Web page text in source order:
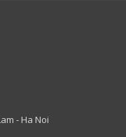
- Ha Noi